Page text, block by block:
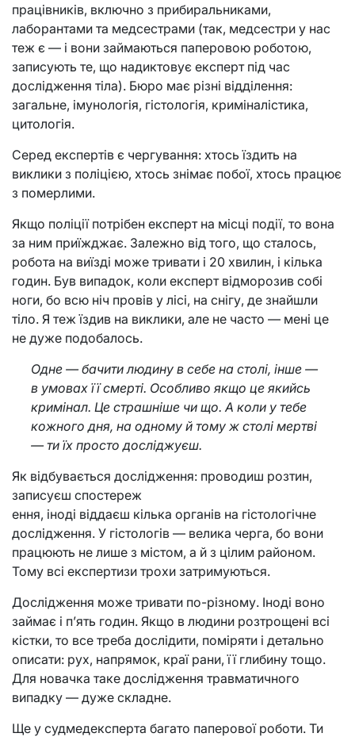
працівників, включно з прибиральниками,
лаборантами та медсестрами (так, медсестри у нас
теж є — і вони займаються паперовою роботою,
записують те, що надиктовує експерт під час
дослідження тіла). Бюро має різні відділення:
загальне, імунологія, гістологія, криміналістика,
цитологія.
Серед експертів є чергування: хтось їздить на
виклики з поліцією, хтось знімає побої, хтось працює
з померлими.
Якщо поліції потрібен експерт на місці події, то вона
за ним приїжджає. Залежно від того, що сталось,
робота на виїзді може тривати і 20 хвилин, і кілька
годин. Був випадок, коли експерт відморозив собі
ноги, бо всю ніч провів у лісі, на снігу, де знайшли
тіло. Я теж їздив на виклики, але не часто — мені це
не дуже подобалось.
Одне — бачити людину в себе на столі, інше —
в умовах її смерті. Особливо якщо це якийсь
кримінал. Це страшніше чи що. А коли у тебе
кожного дня, на одному й тому ж столі мертві
— ти їх просто досліджуєш.
Як відбувається дослідження: проводиш розтин,
записуєш спостереж
ення, іноді віддаєш кілька органів на гістологічне
дослідження. У гістологів — велика черга, бо вони
працюють не лише з містом, а й з цілим районом.
Тому всі експертизи трохи затримуються.
Дослідження може тривати по-різному. Іноді воно
займає і п’ять годин. Якщо в людини розтрощені всі
кістки, то все треба дослідити, поміряти і детально
описати: рух, напрямок, краї рани, її глибину тощо.
Для новачка таке дослідження травматичного
випадку — дуже складне.
Ще у судмедексперта багато паперової роботи. Ти